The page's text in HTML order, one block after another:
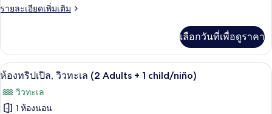
เห็น
วิว
มหาสมุทร
บาง
รายละเอียดเพิ่มเติม
ราย
เกี่ยว
กับ
ห้อง
ดับเบิล
หรือ
เลือกวันที่เพื่อดูราคา
เปิด
ภาพถ่าย
ทั้งหมด
โต๊ะทำงาน, ผ้าม่านกันแสง, ห้องเก็บเสี
4
ห้องทริปเปิล, วิวทะเล (2 Adults + 1 child/niño)
วิวทะเล
1 ห้องนอน